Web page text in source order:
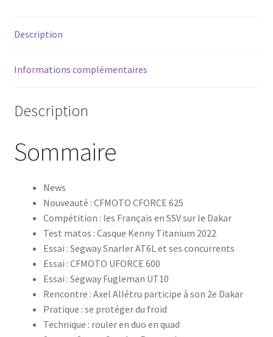
Description
Informations complémentaires
Description
Sommaire
News
Nouveauté : CFMOTO CFORCE 625
Compétition : les Français en SSV sur le Dakar
Test matos : Casque Kenny Titanium 2022
Essai : Segway Snarler AT6L et ses concurrents
Essai : CFMOTO UFORCE 600
Essai : Segway Fugleman UT10
Rencontre : Axel Allétru participe à son 2e Dakar
Pratique : se protéger du froid
Technique : rouler en duo en quad